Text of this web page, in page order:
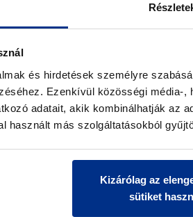
és hirdetések személyre
Ezenkívül közösségi média-
adatait, akik kombinálhatják az
használt más szolgáltatásokból
Kizárólag az
sütiket